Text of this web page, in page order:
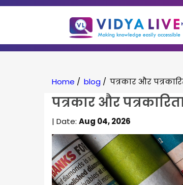
Home / blog / पत्रकार और
पत्रकार और
| Date: Aug 04, 2026